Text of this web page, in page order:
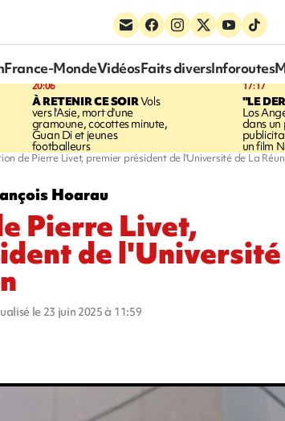
France-MondeVidéosFaits diversInforoutes
20:06
À RETENIR CE SOIRVols
vers l'Asie, mort d'une
gramoune, cocottes minute,
Guan Di et jeunes
footballeurs
17:17
"LE
Los
dans un
un film
de Pierre Livet, premier président de l'Université de La
Hoarau
Pierre Livet,
de l'Université
le 23 juin 2025 à 11:59